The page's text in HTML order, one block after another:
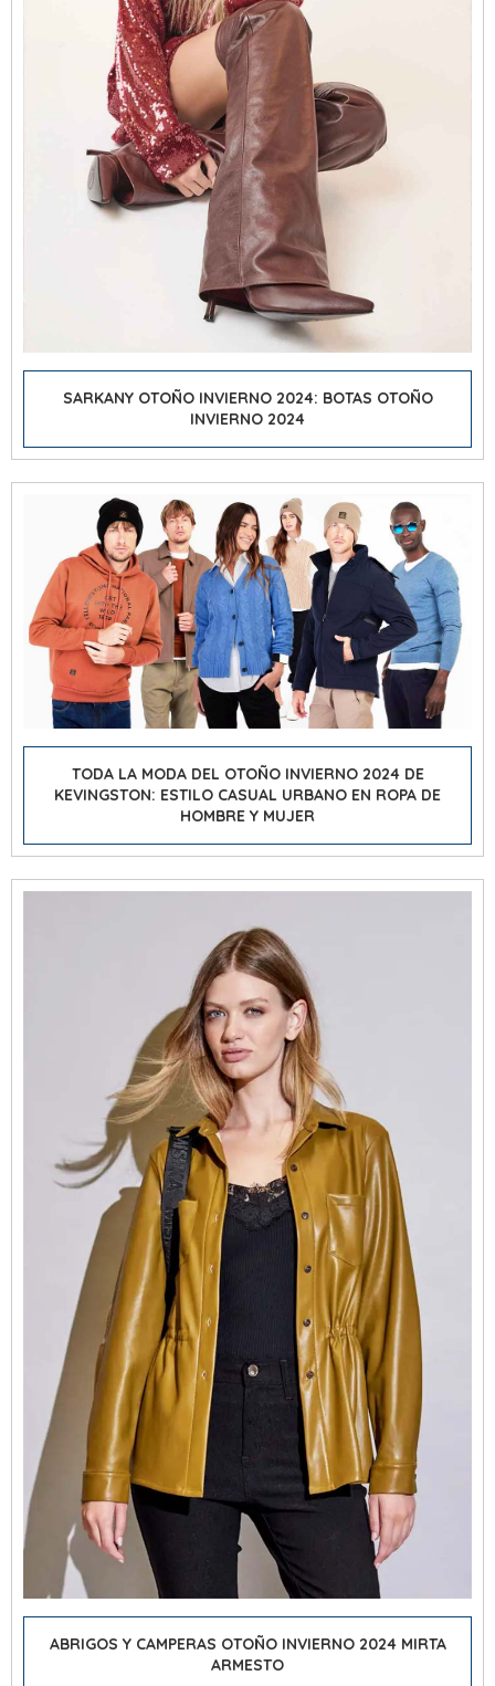
SARKANY OTOÑO INVIERNO 2024: BOTAS OTOÑO
INVIERNO 2024
TODA LA MODA DEL OTOÑO INVIERNO 2024 DE
KEVINGSTON: ESTILO CASUAL URBANO EN ROPA DE
HOMBRE Y MUJER
ABRIGOS Y CAMPERAS OTOÑO INVIERNO 2024 MIRTA
ARMESTO